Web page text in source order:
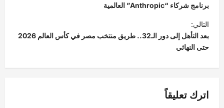
فّ
ح
ا
ل
م
ا
برنامج شركاء “Anthropic” العالمية
التالي:
بعد التأهل إلى دور الـ32.. طريق منتخب مصر في كأس العالم 2026
حتى النهائي
اترك تعليقاً